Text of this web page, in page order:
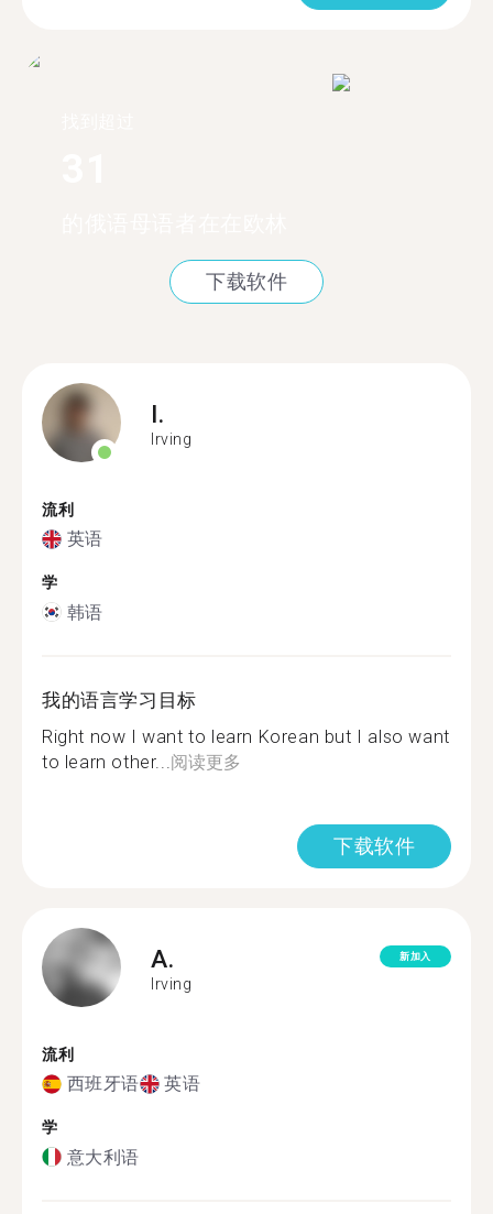
下载软件
I.
Irving
流利
英语
学
韩语
我的语言学习目标
Right now I want to learn Korean but I also want
to learn other... 阅读更多
下载软件
A.
Irving
新加入
流利
西班牙语 英语
学
意大利语